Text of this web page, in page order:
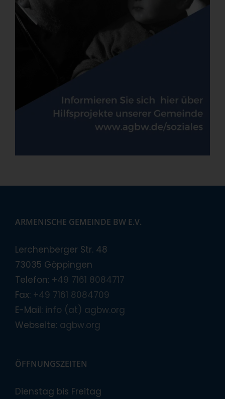
ARMENISCHE GEMEINDE BW E.V.
Lerchenberger Str. 48
73035 Göppingen
Telefon: +49 7161 8084717
Fax: +49 7161 8084709
E-Mail: info (at) agbw.org
Webseite: agbw.org
ÖFFNUNGSZEITEN
Dienstag bis Freitag